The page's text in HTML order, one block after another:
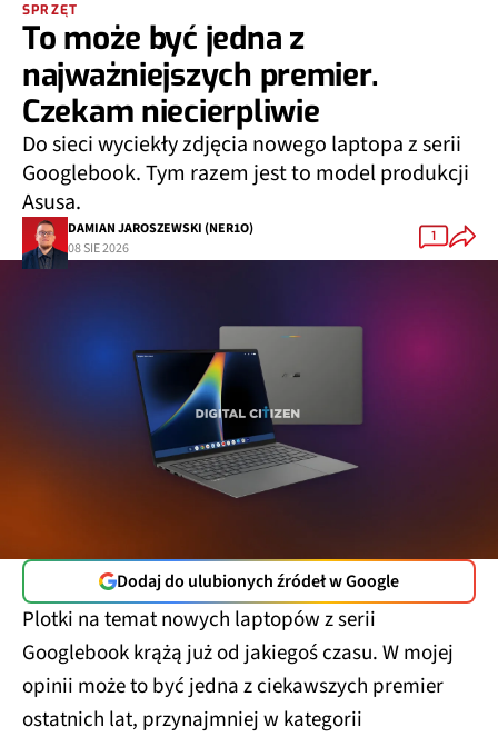
SPRZĘT
To może być jedna z
najważniejszych premier.
Czekam niecierpliwie
Do sieci wyciekły zdjęcia nowego laptopa z serii
Googlebook. Tym razem jest to model produkcji
Asusa.
DAMIAN JAROSZEWSKI (NER1O)
08 SIE 2026
1
Dodaj do ulubionych źródeł w Google
Plotki na temat nowych laptopów z serii
Googlebook krążą już od jakiegoś czasu. W mojej
opinii może to być jedna z ciekawszych premier
ostatnich lat, przynajmniej w kategorii